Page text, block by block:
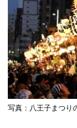
写真：八王子まつり